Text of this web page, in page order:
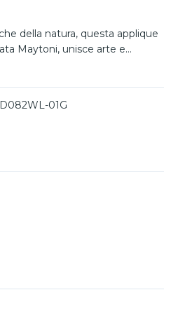
della natura, questa applique
Maytoni, unisce arte e
unico. Le due
suggestiva creando giochi
per ambienti che richiedono un
questa lampada da parete
cm e una profondità di 16,2 cm,
e funzionalità in uno stile
01G